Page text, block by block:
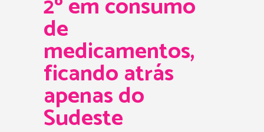
de
medicamentos,
ficando atrás
apenas do
Sudeste